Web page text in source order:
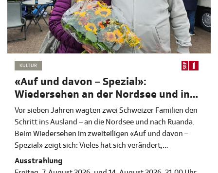
KULTUR
«Auf und davon – Spezial»:
Wiedersehen an der Nordsee und in
Ruanda
Vor sieben Jahren wagten zwei Schweizer Familien den
Schritt ins Ausland – an die Nordsee und nach Ruanda.
Beim Wiedersehen im zweiteiligen «Auf und davon –
Spezial» zeigt sich: Vieles hat sich verändert,
Herausforderungen waren gross, doch beide Familien
haben ihren eigenen Weg gefunden und ihr Glück neu
Ausstrahlung